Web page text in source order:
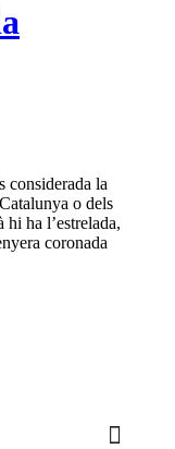
considerada la
o dels
hi ha l’estrelada,
coronada